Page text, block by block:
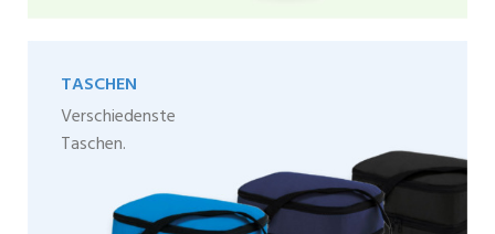
TASCHEN
Verschiedenste
Taschen.